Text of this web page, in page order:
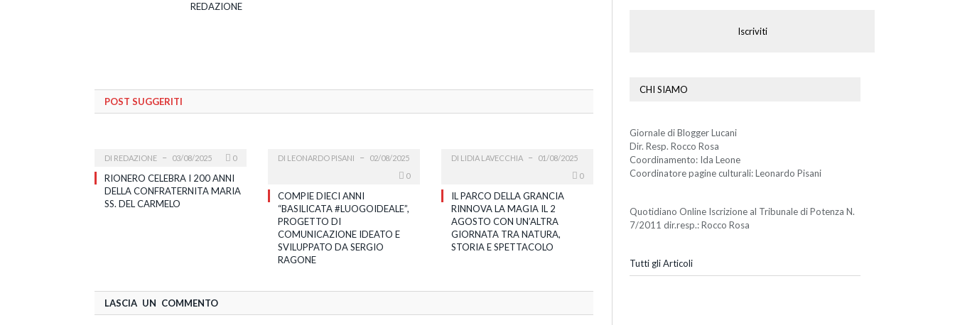
REDAZIONE
POST SUGGERITI
DI REDAZIONE 03/08/2025 0
RIONERO CELEBRA I 200 ANNI
DELLA CONFRATERNITA MARIA
SS. DEL CARMELO
DI LEONARDO PISANI
02/08/2025
0
COMPIE DIECI ANNI
“BASILICATA #LUOGOIDEALE”,
PROGETTO DI
COMUNICAZIONE IDEATO E
SVILUPPATO DA SERGIO
RAGONE
DI LIDIA LAVECCHIA
01/08/2025
0
IL PARCO DELLA GRANCIA
RINNOVA LA MAGIA IL 2
AGOSTO CON UN’ALTRA
GIORNATA TRA NATURA,
STORIA E SPETTACOLO
LASCIA UN COMMENTO
Iscriviti
CHI SIAMO
Giornale di Blogger Lucani
Dir. Resp. Rocco Rosa
Coordinamento: Ida Leone
Coordinatore pagine culturali: Leonardo Pisani
Quotidiano Online Iscrizione al Tribunale di Potenza N.
7/2011 dir.resp.: Rocco Rosa
Tutti gli Articoli